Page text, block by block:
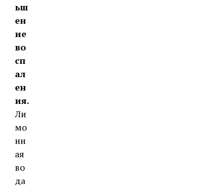
ьш
ен
ие
во
сп
ал
ен
ия.
Ли
мо
нн
ая
во
да